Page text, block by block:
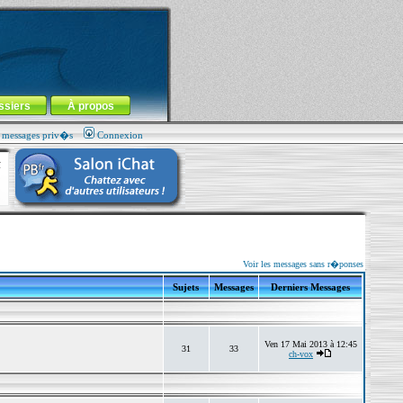
À propos
priv�s Connexion
Voir les messages sans r�ponses
Sujets Messages Derniers Messages
31 33
Ven 17 Mai 2013 à 12:45
ch-vox